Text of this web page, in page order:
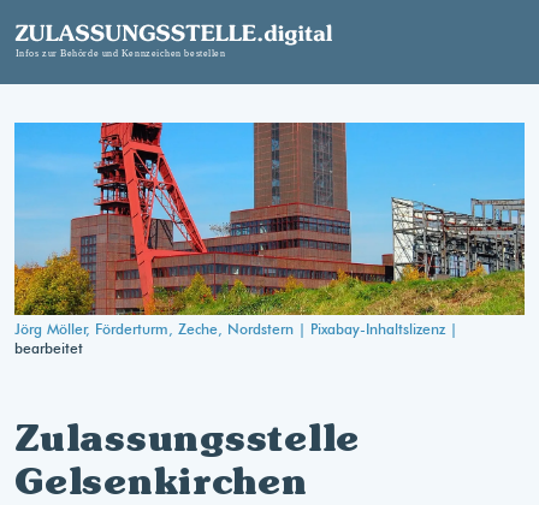
Jörg Möller, Förderturm, Zeche, Nordstern | Pixabay-Inhaltslizenz |
bearbeitet
Zulassungsstelle
Gelsenkirchen